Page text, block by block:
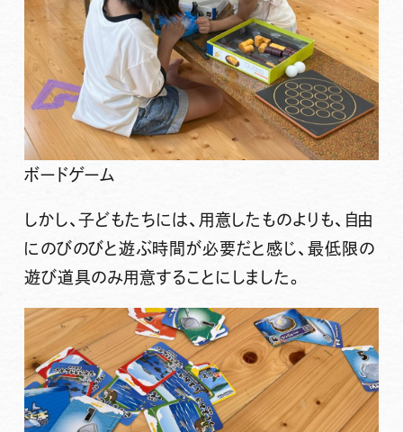
ボードゲーム
しかし、子どもたちには、用意したものよりも、 自由
にのびのびと遊ぶ時間 が必要だと感じ、最低限の
遊び道具のみ用意することにしました。